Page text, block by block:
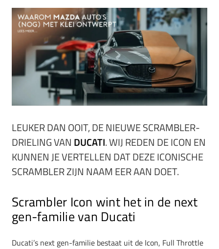
LEUKER DAN OOIT, DE NIEUWE SCRAMBLER-
DRIELING VAN DUCATI. WIJ REDEN DE ICON EN
KUNNEN JE VERTELLEN DAT DEZE ICONISCHE
SCRAMBLER ZIJN NAAM EER AAN DOET.
Scrambler Icon wint het in de next
gen-familie van Ducati
Ducati’s next gen-familie bestaat uit de Icon, Full Throttle